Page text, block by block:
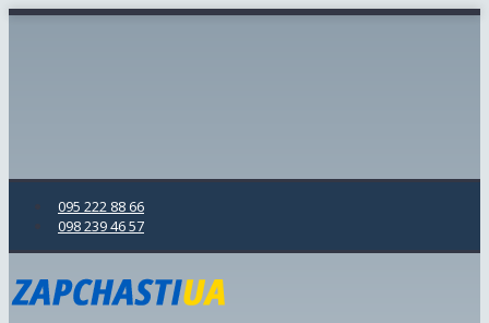
095 222 88 66
098 239 46 57